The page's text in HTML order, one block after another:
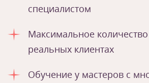
специалистом
Максимальное
реальных клиентах
Обучение у мастеров с